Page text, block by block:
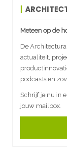
Meteen op de
De
actualiteit,
podcasts en
Schrijf je nu in
jouw mailbox.